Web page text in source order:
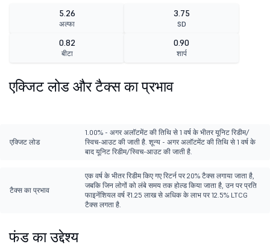
5.26
अल्फा
3.75
SD
0.82
बीटा
0.90
शार्प
एक्जिट लोड और टैक्स का प्रभाव
एक्जिट लोड
1.00% - अगर अलॉटमेंट की तिथि से 1 वर्ष के भीतर यूनिट रिडीम/
स्विच-आउट की जाती है. शून्य - अगर अलॉटमेंट की तिथि से 1 वर्ष के
बाद यूनिट रिडीम/स्विच-आउट की जाती है.
टैक्स का प्रभाव
एक वर्ष के भीतर रिडीम किए गए रिटर्न पर 20% टैक्स लगाया जाता है,
जबकि जिन लोगों को लंबे समय तक होल्ड किया जाता है, उन पर प्रति
फाइनेंशियल वर्ष ₹1.25 लाख से अधिक के लाभ पर 12.5% LTCG
टैक्स लगता है.
फंड का उद्देश्य